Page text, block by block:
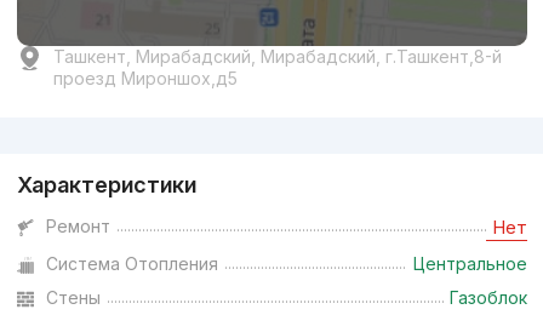
Ташкент, Мирабадский, Мирабадский, г.Ташкент,8-й
проезд Мироншох,д5
Характеристики
Ремонт Нет
Система Отопления
Центральное
Стены
Газоблок